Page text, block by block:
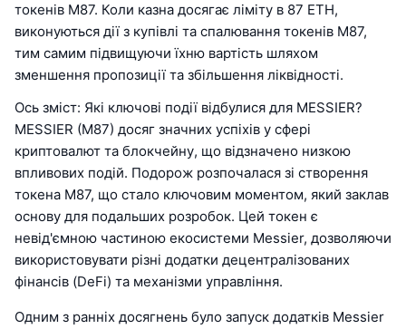
токенів M87. Коли казна досягає ліміту в 87 ETH,
виконуються дії з купівлі та спалювання токенів M87,
тим самим підвищуючи їхню вартість шляхом
зменшення пропозиції та збільшення ліквідності.
Ось зміст: Які ключові події відбулися для MESSIER?
MESSIER (M87) досяг значних успіхів у сфері
криптовалют та блокчейну, що відзначено низкою
впливових подій. Подорож розпочалася зі створення
токена M87, що стало ключовим моментом, який заклав
основу для подальших розробок. Цей токен є
невід'ємною частиною екосистеми Messier, дозволяючи
використовувати різні додатки децентралізованих
фінансів (DeFi) та механізми управління.
Одним з ранніх досягнень було запуск додатків Messier